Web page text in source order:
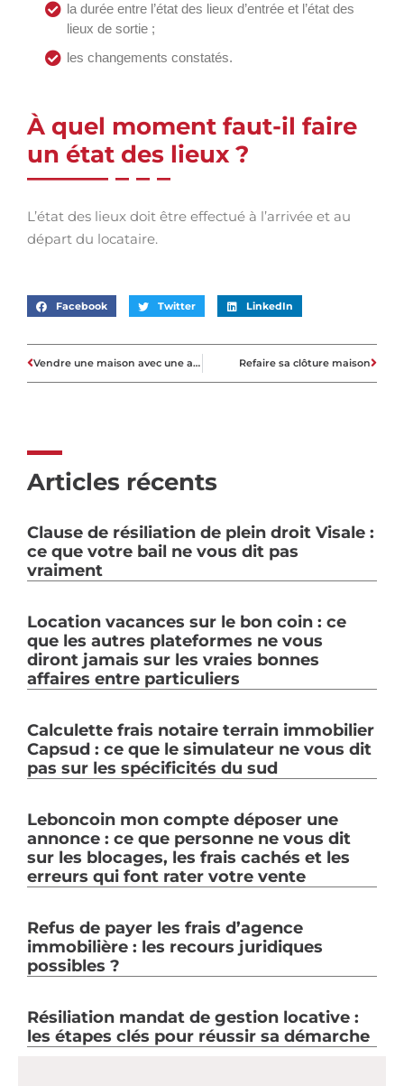
la durée entre l’état des lieux d’entrée et l’état des
lieux de sortie ;
les changements constatés.
À quel moment faut-il faire
un état des lieux ?
L’état des lieux doit être effectué à l’arrivée et au
départ du locataire.
Facebook Twitter LinkedIn
Vendre une maison avec une agence Refaire sa clôture maison
Articles récents
Clause de résiliation de plein droit Visale :
ce que votre bail ne vous dit pas
vraiment
Location vacances sur le bon coin : ce
que les autres plateformes ne vous
diront jamais sur les vraies bonnes
affaires entre particuliers
Calculette frais notaire terrain immobilier
Capsud : ce que le simulateur ne vous dit
pas sur les spécificités du sud
Leboncoin mon compte déposer une
annonce : ce que personne ne vous dit
sur les blocages, les frais cachés et les
erreurs qui font rater votre vente
Refus de payer les frais d’agence
immobilière : les recours juridiques
possibles ?
Résiliation mandat de gestion locative :
les étapes clés pour réussir sa démarche